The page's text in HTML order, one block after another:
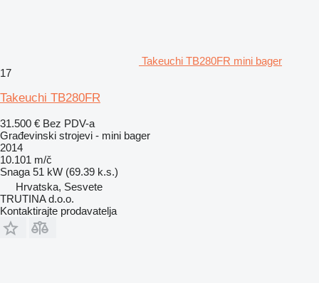
Takeuchi TB280FR mini bager
17
Takeuchi TB280FR
31.500 € Bez PDV-a
Građevinski strojevi - mini bager
2014
10.101 m/č
Snaga 51 kW (69.39 k.s.)
Hrvatska, Sesvete
TRUTINA d.o.o.
Kontaktirajte prodavatelja